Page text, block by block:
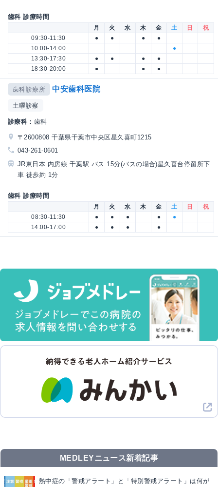
歯科 診療時間
月 火 水 木 金 土 日
祝
09:30-11:30
● ● ●
●
10:00-14:00
●
13:30-17:30
● ● ●
●
18:30-20:00
● ● ●
歯科診療所 中安歯科医院
土曜診察
診療科： 歯科
〒2600808 千葉県千葉市中央区星久喜町1215
043-261-0601
JR東日本 内房線 千葉駅 バス 15分(バスの場合)星久喜台停留所下
車 徒歩約 1分
歯科 診療時間
月 火 水 木 金 土 日
祝
08:30-11:30
● ● ● ●
●
14:00-17:00
● ● ● ●
MEDLEYニュース新着記事
熱中症の「警戒アラート」と「特別警戒アラート」は何が